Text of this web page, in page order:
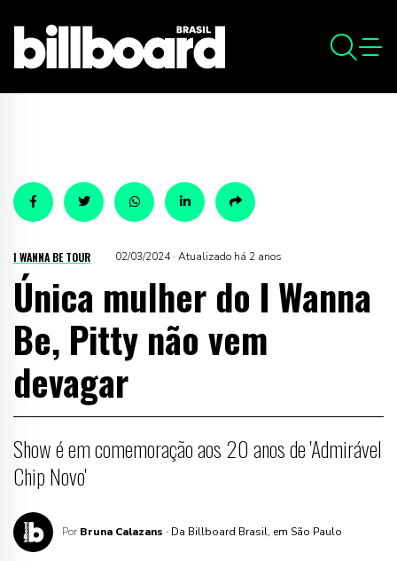
I WANNA BE TOUR 02/03/2024 · Atualizado há 2 anos
Única mulher do I Wanna
Be, Pitty não vem
devagar
Show é em comemoração aos 20 anos de 'Admirável
Chip Novo'
Por Bruna Calazans · Da Billboard Brasil, em São Paulo